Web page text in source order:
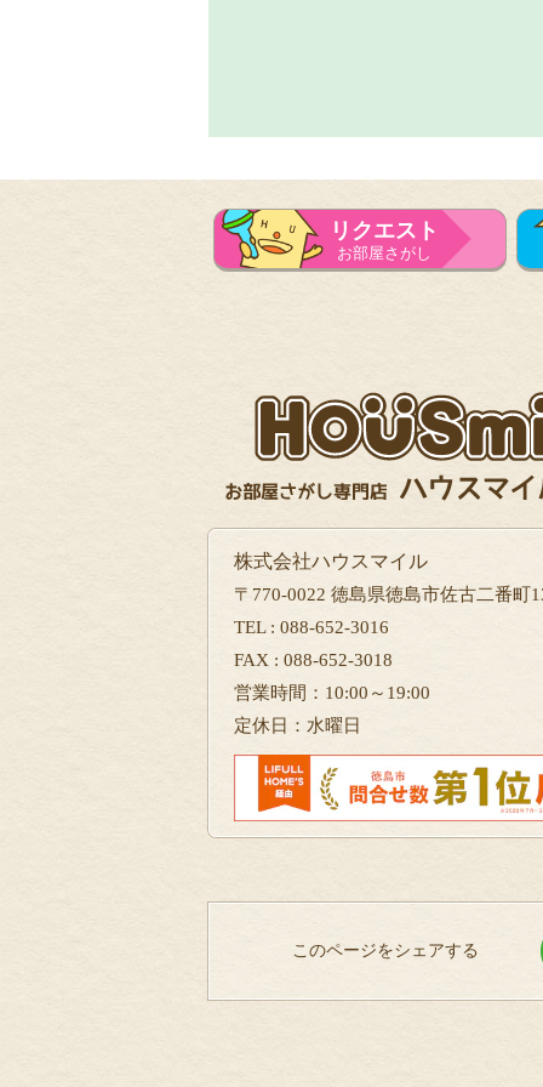
リクエスト
お部屋さがし
株式会社ハウスマイル
〒770-0022 徳島県徳島市佐古二番町
TEL : 088-652-3016
FAX : 088-652-3018
営業時間：10:00～19:00
定休日：水曜日
このページをシェアする